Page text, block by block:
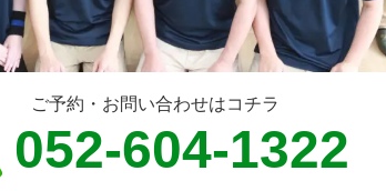
ご予約・お問い合わせはコチラ
052-604-1322